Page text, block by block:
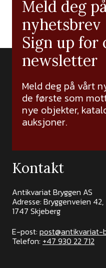
Meld deg
nyhetsbrev
Sign up for
newsletter
Meld deg på vårt
de første som
nye objekter,
auksjoner.
Kontakt
Antikvariat Bryggen AS
Adresse: Bryggenveien 42,
1747 Skjeberg
E-post: post@antikvariat-
Telefon: +47 930 22 712